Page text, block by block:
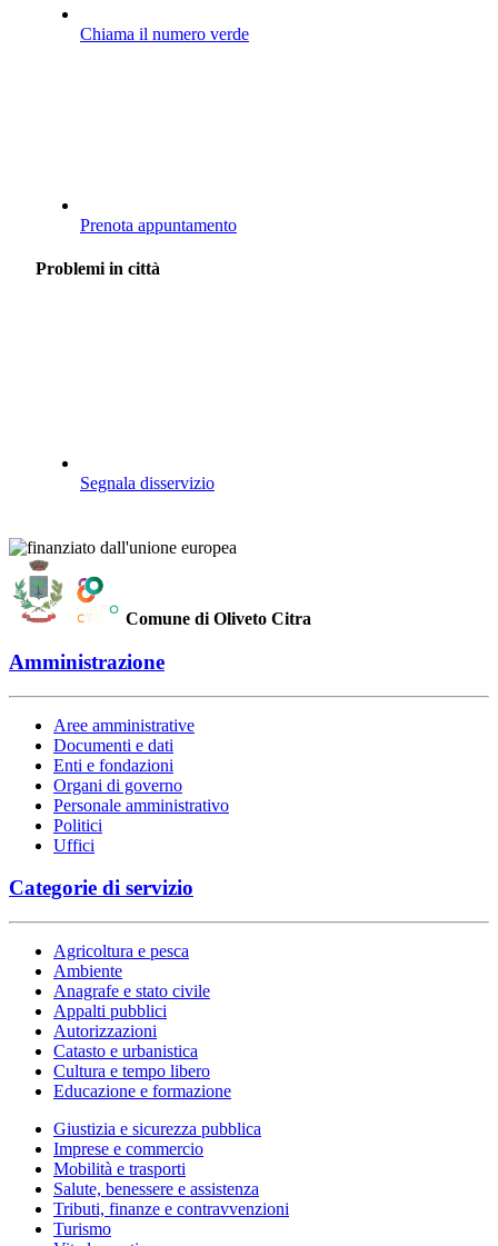
Chiama il numero verde
Prenota appuntamento
Problemi in città
Segnala disservizio
Comune di Oliveto Citra
Amministrazione
Aree amministrative
Documenti e dati
Enti e fondazioni
Organi di governo
Personale amministrativo
Politici
Uffici
Categorie di servizio
Agricoltura e pesca
Ambiente
Anagrafe e stato civile
Appalti pubblici
Autorizzazioni
Catasto e urbanistica
Cultura e tempo libero
Educazione e formazione
Giustizia e sicurezza pubblica
Imprese e commercio
Mobilità e trasporti
Salute, benessere e assistenza
Tributi, finanze e contravvenzioni
Turismo